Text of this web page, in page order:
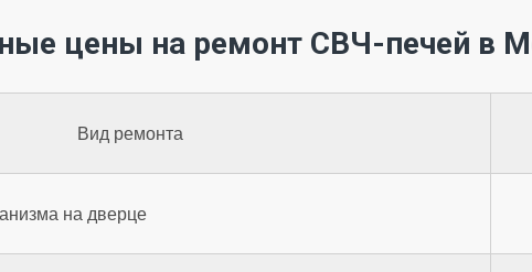
цены на ремонт СВЧ-печей в
Вид ремонта
на дверце